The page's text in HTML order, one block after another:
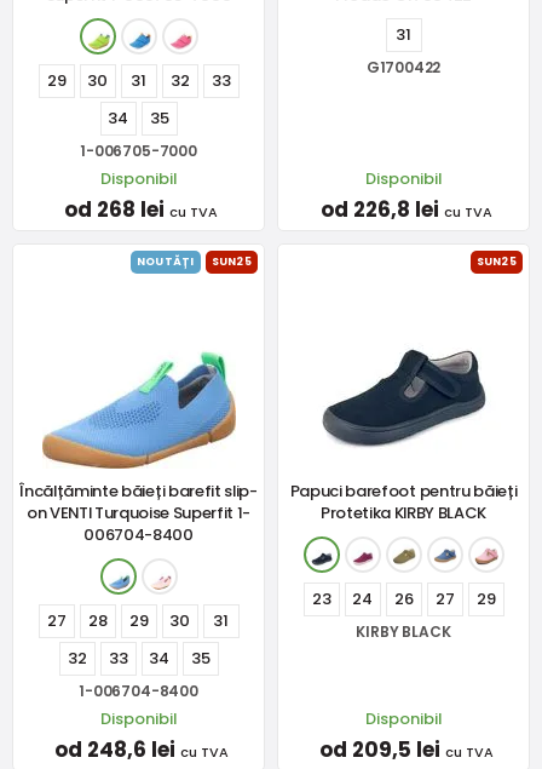
29 30 31 32
33
34
35
1-006705-7000
Disponibil
od 268 lei cu TVA
31
G1700422
Disponibil
od 226,8 lei cu TVA
NOUTĂȚI SUN25
Încălțăminte băieți barefit slip-
on VENTI Turquoise Superfit 1-
006704-8400
27 28 29 30
31
32
33 34 35
1-006704-8400
Disponibil
od 248,6 lei cu TVA
SUN25
Papuci barefoot pentru băieți
Protetika KIRBY BLACK
23 24 26 27 29
KIRBY BLACK
Disponibil
od 209,5 lei cu TVA